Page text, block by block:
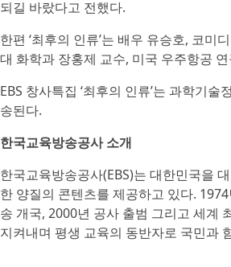
되길 바랐다고 전했다.
한편 ‘최후의 인류’는 배우 유승호, 코
대 화학과 장홍제 교수, 미국 우주항공
EBS 창사특집 ‘최후의 인류’는 과학기
송된다.
한국교육방송공사 소개
한국교육방송공사(EBS)는 대한민국을
한 양질의 콘텐츠를 제공하고 있다.
송 개국, 2000년 공사 출범 그리고 세계
지켜내며 평생 교육의 동반자로 국민과